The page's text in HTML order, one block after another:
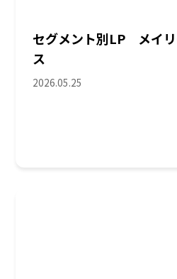
セグメント別LP メイ
ス
2026.05.25